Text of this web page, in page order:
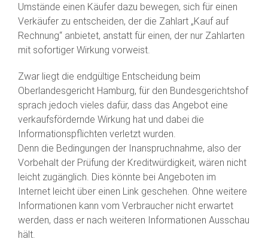
Umstände einen Käufer dazu bewegen, sich für einen
Verkäufer zu entscheiden, der die Zahlart „Kauf auf
Rechnung“ anbietet, anstatt für einen, der nur Zahlarten
mit sofortiger Wirkung vorweist.
Zwar liegt die endgültige Entscheidung beim
Oberlandesgericht Hamburg, für den Bundesgerichtshof
sprach jedoch vieles dafür, dass das Angebot eine
verkaufsfördernde Wirkung hat und dabei die
Informationspflichten verletzt wurden.
Denn die Bedingungen der Inanspruchnahme, also der
Vorbehalt der Prüfung der Kreditwürdigkeit, wären nicht
leicht zugänglich. Dies könnte bei Angeboten im
Internet leicht über einen Link geschehen. Ohne weitere
Informationen kann vom Verbraucher nicht erwartet
werden, dass er nach weiteren Informationen Ausschau
hält.